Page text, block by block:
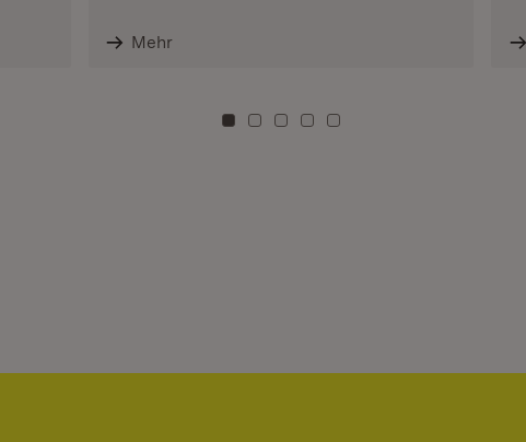
Mehr
Zu Kachel: 0
Zu Kachel: 3
Zu Kachel: 6
Zu Kachel: 9
Zu Kachel: 12